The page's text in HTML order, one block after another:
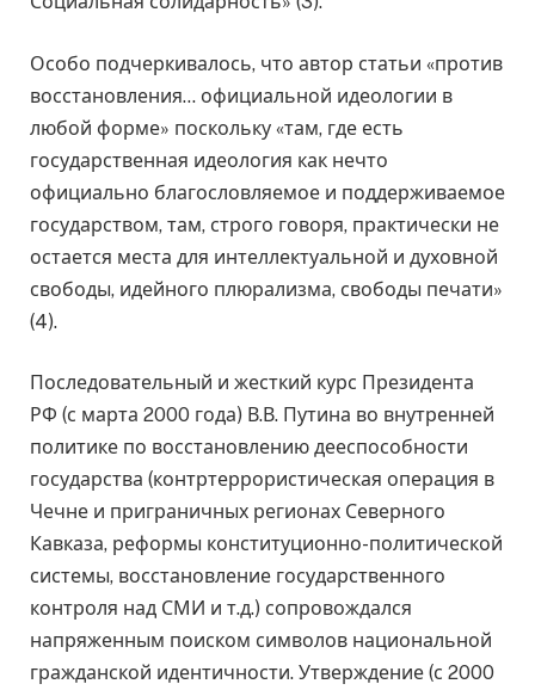
Особо подчеркивалось, что автор статьи «против
восстановления… официальной идеологии в
любой форме» поскольку «там, где есть
государственная идеология как нечто
официально благословляемое и поддерживаемое
государством, там, строго говоря, практически не
остается места для интеллектуальной и духовной
свободы, идейного плюрализма, свободы печати»
(4).
Последовательный и жесткий курс Президента
РФ (с марта 2000 года) В.В. Путина во внутренней
политике по восстановлению дееспособности
государства (контртеррористическая операция в
Чечне и приграничных регионах Северного
Кавказа, реформы конституционно-политической
системы, восстановление государственного
контроля над СМИ и т.д.) сопровождался
напряженным поиском символов национальной
гражданской идентичности. Утверждение (с 2000